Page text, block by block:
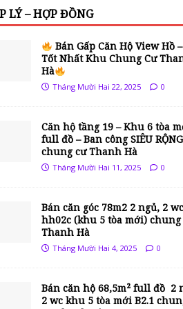
LÝ – HỢP ĐỒNG
Bán Gấp Căn Hộ View Hồ
Tốt Nhất Khu Chung Cư
Hà
Tháng Mười Hai 22, 2025 0
Căn hộ tầng 19 – Khu 6 tòa
full đồ – Ban công SIÊU
chung cư Thanh Hà
Tháng Mười Hai 11, 2025 0
Bán căn góc 78m2 2 ngủ, 2
hh02c (khu 5 tòa mới) chung
Thanh Hà
Tháng Mười Hai 4, 2025 0
Bán căn hộ 68,5m² full đồ 2
2 wc khu 5 tòa mới B2.1